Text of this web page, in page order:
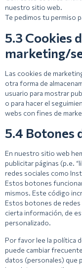
nuestro sitio web.
Te pedimos tu permiso
5.3 Cookies
marketing/
Las cookies de
otra forma de
usuario para mostrar
o para hacer el
webs con fines de
5.4 Botones
En nuestro sitio web
publicitar páginas (p.e.
redes sociales como
Estos botones
mismos. Este código
Estos botones de redes
cierta información, de
personalizado.
Por favor lee la política
puede cambiar
datos (personales) que